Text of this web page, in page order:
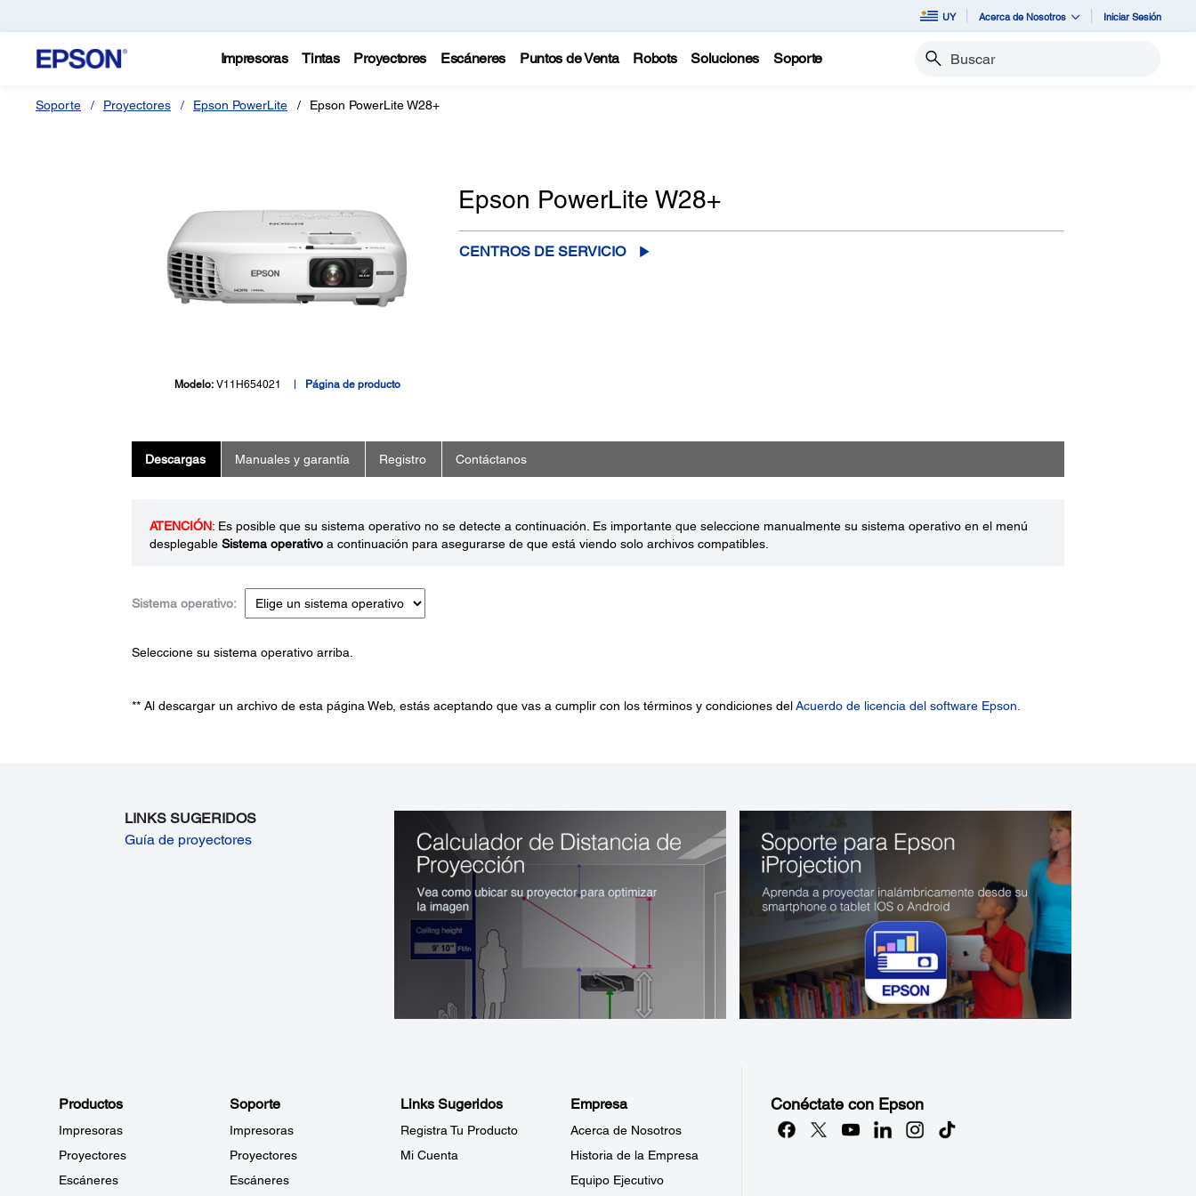
UY Acerca de Nosotros Iniciar Sesión
Impresoras Tintas Proyectores Escáneres Puntos de Venta Robots Soluciones Soporte Buscar
Soporte Proyectores Epson PowerLite Epson PowerLite W28+
Modelo: V11H654021 Página de producto
Epson PowerLite W28+
CENTROS DE SERVICIO
Descargas Manuales y garantía Registro Contáctanos
ATENCIÓN: Es posible que su sistema operativo no se detecte a continuación. Es importante que seleccione manualmente su sistema operativo en el menú
desplegable Sistema operativoa continuación para asegurarse de que está viendo solo archivos compatibles.
Sistema operativo:
Seleccione su sistema operativo arriba.
** Al descargar un archivo de esta página Web, estás aceptando que vas a cumplir con los términos y condiciones delAcuerdo de licencia del software Epson.
LINKS SUGERIDOS
Guía de proyectores
Productos
Impresoras
Proyectores
Escáneres
Soporte
Impresoras
Proyectores
Escáneres
Links Sugeridos
Registra Tu Producto
Mi Cuenta
Empresa
Acerca de Nosotros
Historia de la Empresa
Equipo Ejecutivo
Conéctate con Epson